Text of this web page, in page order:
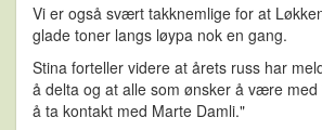
Vi er også svært takknemlige for at
glade toner langs løypa nok en gang.
Stina forteller videre at årets russ har
å delta og at alle som ønsker å være med
å ta kontakt med Marte Damli."